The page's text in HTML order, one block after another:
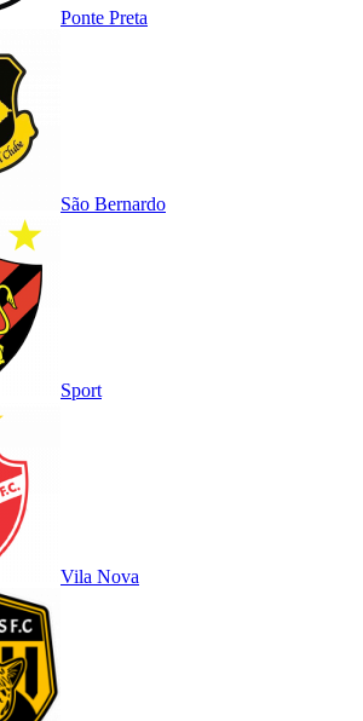
Ponte Preta
São Bernardo
Sport
Vila Nova